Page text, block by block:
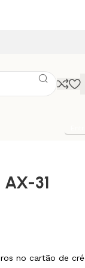
31
no cartão de